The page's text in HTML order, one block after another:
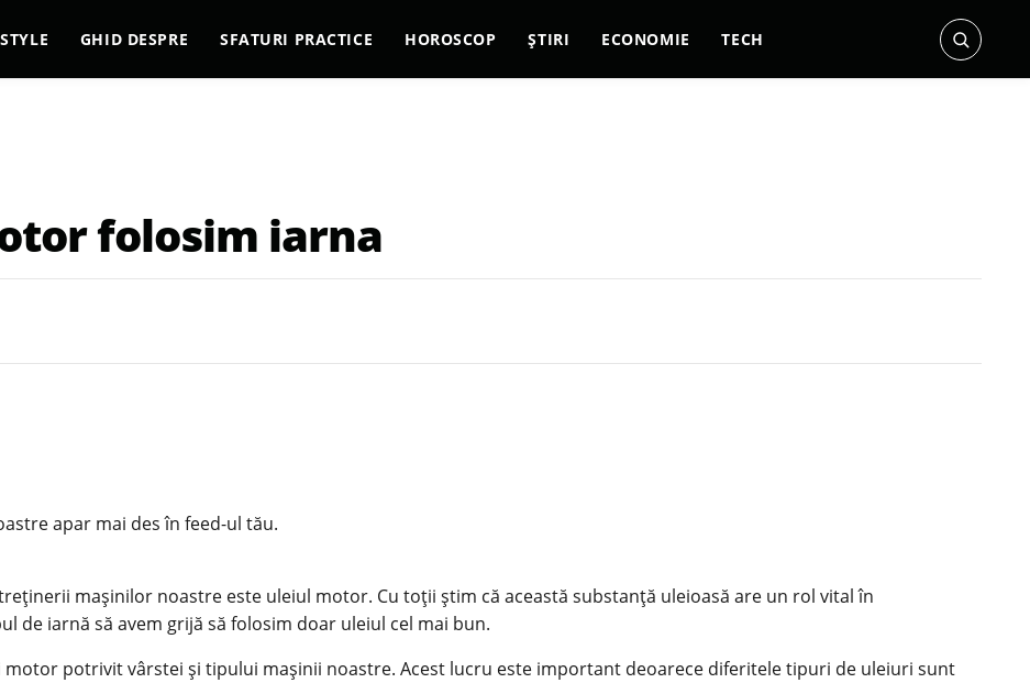
GHID DESPRE SFATURI PRACTICE HOROSCOP ȘTIRI ECONOMIE TECH
folosim iarna
apar mai des în feed-ul tău.
mașinilor noastre este uleiul motor. Cu toții știm că această substanță uleioasă are un rol vital în
de iarnă să avem grijă să folosim doar uleiul cel mai bun.
potrivit vârstei și tipului mașinii noastre. Acest lucru este important deoarece diferitele tipuri de uleiuri sunt